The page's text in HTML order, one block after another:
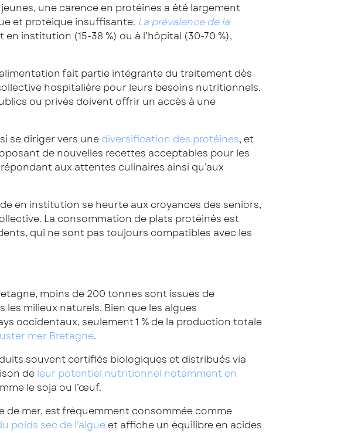
une carence en protéines a été largement
et protéique insuffisante. La prévalence de la
institution (15-38 %) ou à l’hôpital (30-70 %),
fait partie intégrante du traitement dès
hospitalière pour leurs besoins nutritionnels.
ou privés doivent offrir un accès à une
se diriger vers une diversification des protéines, et
de nouvelles recettes acceptables pour les
aux attentes culinaires ainsi qu’aux
en institution se heurte aux croyances des seniors,
La consommation de plats protéinés est
qui ne sont pas toujours compatibles avec les
moins de 200 tonnes sont issues de
milieux naturels. Bien que les algues
occidentaux, seulement 1 % de la production totale
mer Bretagne.
souvent certifiés biologiques et distribués via
de leur potentiel nutritionnel notamment en
le soja ou l’œuf.
de mer, est fréquemment consommée comme
poids sec de l’algue et affiche un équilibre en acides